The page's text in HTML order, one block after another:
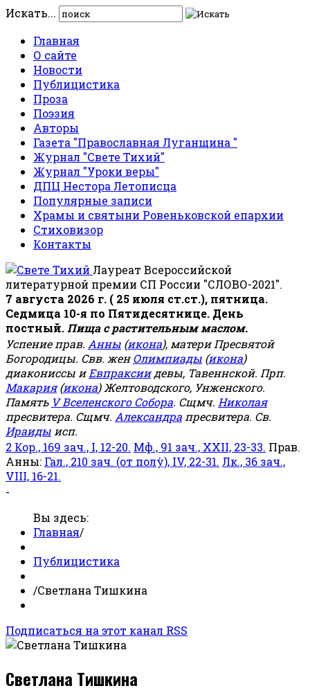
Искать...
Главная
О сайте
Новости
Публицистика
Проза
Поэзия
Авторы
Газета "Православная Луганщина "
Журнал "Свете Тихий"
Журнал "Уроки веры"
ДПЦ Нестора Летописца
Популярные записи
Храмы и святыни Ровеньковской епархии
Стиховизор
Контакты
Лауреат Всероссийской
литературной премии СП России "СЛОВО-2021".
7 августа 2026 г. ( 25 июля ст.ст.), пятница.
Седмица 10-я по Пятидесятнице. День
постный. Пища с растительным маслом.
Успение прав. Анны (икона), матери Пресвятой
Богородицы. Свв. женОлимпиады (икона)
диакониссы иЕвпраксиидевы, Тавеннской. Прп.
Макария(икона) Желтоводского, Унженского.
Память V Вселенского Собора. Сщмч. Николая
пресвитера. Сщмч. Александра пресвитера. Св.
Ираиды исп.
2 Кор., 169 зач., I, 12-20. Мф., 91 зач., XXII, 23-33. Прав.
Анны: Гал., 210 зач. (от полу́), IV, 22-31. Лк., 36 зач.,
VIII, 16-21.
-
Вы здесь:
Главная/
Публицистика
/Светлана Тишкина
Подписаться на этот канал RSS
Светлана Тишкина